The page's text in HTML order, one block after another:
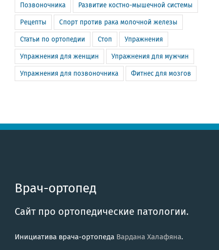
Позвоночника Развитие костно-мышечной системы
Рецепты Спорт против рака молочной железы
Статьи по ортопедии Стоп Упражнения
Упражнения для женщин Упражнения для мужчин
Упражнения для позвоночника Фитнес для мозгов
Врач-ортопед
Сайт про ортопедические патологии.
Инициатива врача-ортопеда Вардана Халафяна.